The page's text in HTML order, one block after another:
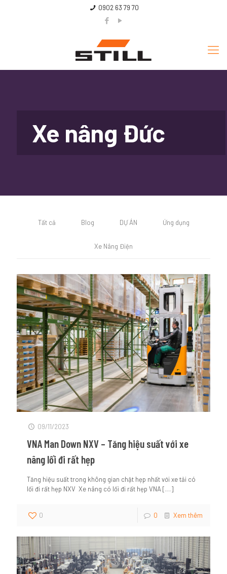
0902 63 79 70
Xe nâng Đức
Tất cả Blog DỰ ÁN Ứng dụng
Xe Nâng Điện
09/11/2023
VNA Man Down NXV – Tăng hiệu suất với xe
nâng lối đi rất hẹp
Tăng hiệu suất trong không gian chật hẹp nhất với xe tải có
lối đi rất hẹp NXV Xe nâng có lối đi rất hẹp VNA […]
0 0 Xem thêm